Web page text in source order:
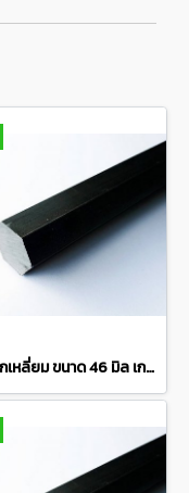
เหล็ก หกเหลี่ยม ขนาด 46 มิล เกรด S45C Hexagon steel bar แบ่งขายความยาว 10 เซนติเมตร